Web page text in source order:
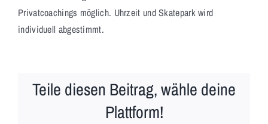
Privatcoachings möglich. Uhrzeit und Skatepark wird
individuell abgestimmt.
Teile diesen Beitrag, wähle deine
Plattform!